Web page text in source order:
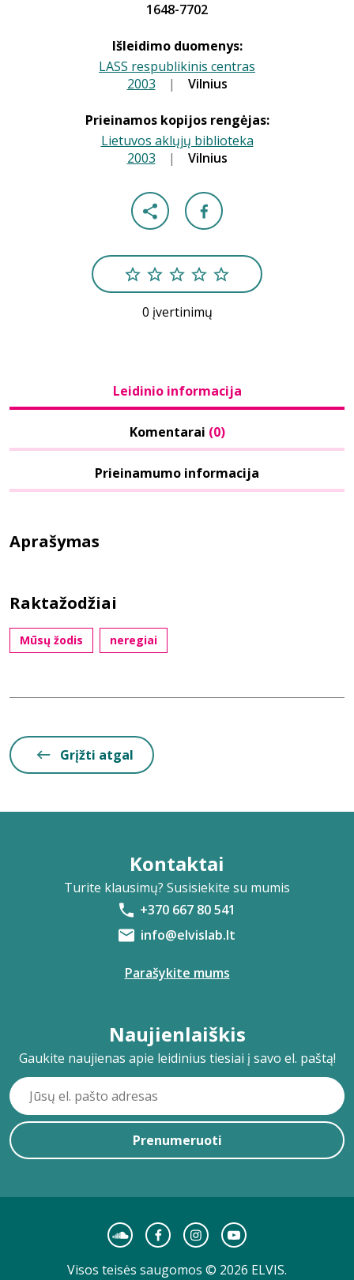
1648-7702
Išleidimo duomenys:
LASS respublikinis centras
2003 | Vilnius
Prieinamos kopijos rengėjas:
Lietuvos aklųjų biblioteka
2003 | Vilnius
0 įvertinimų
Leidinio informacija
Komentarai (0)
Prieinamumo informacija
Aprašymas
Raktažodžiai
Mūsų žodis neregiai
Grįžti atgal
Kontaktai
Turite klausimų? Susisiekite su mumis
+370 667 80 541
info@elvislab.lt
Parašykite mums
Naujienlaiškis
Gaukite naujienas apie leidinius tiesiai į savo el. paštą!
Prenumeruoti
Visos teisės saugomos © 2026 ELVIS.